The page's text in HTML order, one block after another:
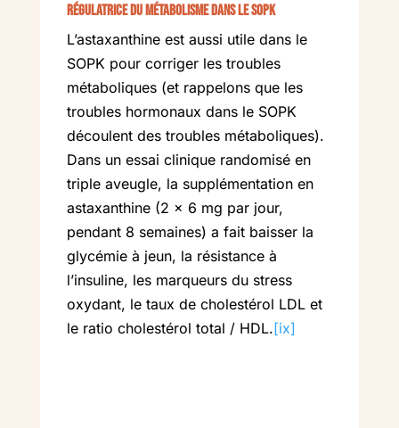
Régulatrice du métabolisme dans le SOPK
L’astaxanthine est aussi utile dans le
SOPK pour corriger les troubles
métaboliques (et rappelons que les
troubles hormonaux dans le SOPK
découlent des troubles métaboliques).
Dans un essai clinique randomisé en
triple aveugle, la supplémentation en
astaxanthine (2 x 6 mg par jour,
pendant 8 semaines) a fait baisser la
glycémie à jeun, la résistance à
l’insuline, les marqueurs du stress
oxydant, le taux de cholestérol LDL et
le ratio cholestérol total / HDL.[ix]